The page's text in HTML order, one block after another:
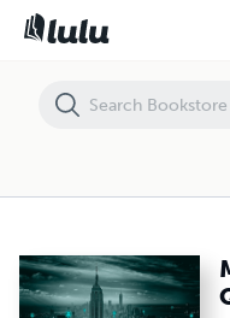
Marketing global : Quelques